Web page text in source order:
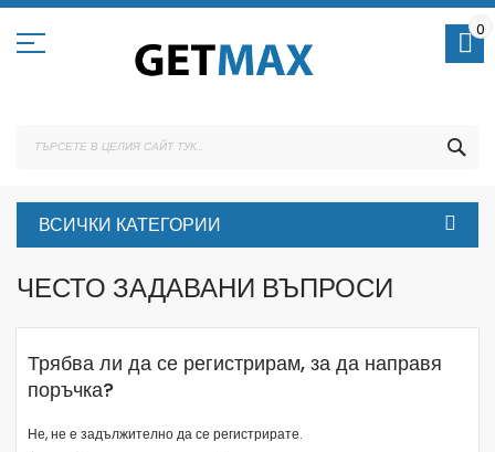
Skip
Content
0
ВСИЧКИ КАТЕГОРИИ
ЧЕСТО ЗАДАВАНИ ВЪПРОСИ
Трябва ли да се регистрирам, за да направя
поръчка?
Не, не е задължително да се регистрирате.